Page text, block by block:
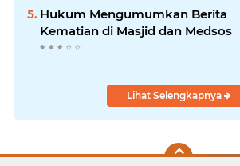
Hukum Mengumumkan Berita
Kematian di Masjid dan Medsos
Lihat Selengkapnya